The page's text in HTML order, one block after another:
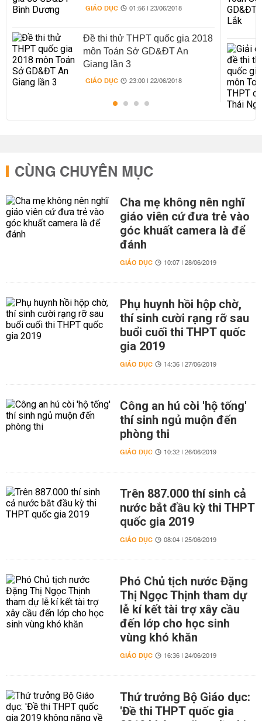
GIÁO DỤC 01:56 | 23/06/2018
Đề thi thử THPT quốc gia 2018
môn Toán Sở GD&ĐT An
Giang lần 3
GIÁO DỤC 23:00 | 22/06/2018
CÙNG CHUYÊN MỤC
Cha mẹ không nên nghĩ
giáo viên cứ đưa trẻ vào
góc khuất camera là để
đánh
GIÁO DỤC 10:07 | 28/06/2019
Phụ huynh hồi hộp chờ,
thí sinh cười rạng rỡ sau
buổi cuối thi THPT quốc
gia 2019
GIÁO DỤC 14:36 | 27/06/2019
Công an hú còi 'hộ tống'
thí sinh ngủ muộn đến
phòng thi
GIÁO DỤC 10:32 | 26/06/2019
Trên 887.000 thí sinh cả
nước bắt đầu kỳ thi THPT
quốc gia 2019
GIÁO DỤC 08:04 | 25/06/2019
Phó Chủ tịch nước Đặng
Thị Ngọc Thịnh tham dự
lễ kí kết tài trợ xây cầu
đến lớp cho học sinh
vùng khó khăn
GIÁO DỤC 16:36 | 24/06/2019
Thứ trưởng Bộ Giáo dục:
'Đề thi THPT quốc gia